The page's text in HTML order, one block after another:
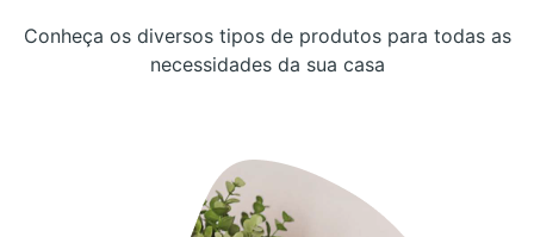
Conheça os diversos tipos de produtos para todas as
necessidades da sua casa